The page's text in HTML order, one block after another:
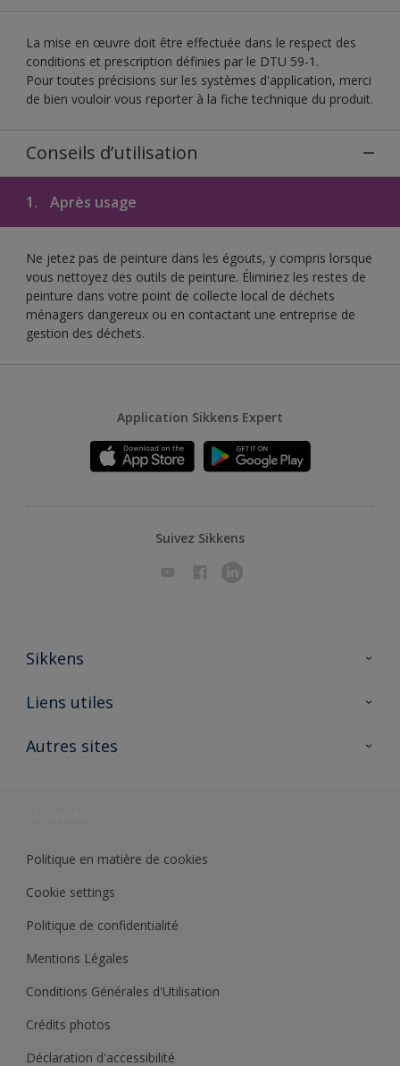
La mise en œuvre doit être effectuée dans le respect des
conditions et prescription définies par le DTU 59-1.
Pour toutes précisions sur les systèmes d'application, merci
de bien vouloir vous reporter à la fiche technique du produit.
Conseils d’utilisation
1. Après usage
Ne jetez pas de peinture dans les égouts, y compris lorsque
vous nettoyez des outils de peinture. Éliminez les restes de
peinture dans votre point de collecte local de déchets
ménagers dangereux ou en contactant une entreprise de
gestion des déchets.
Application Sikkens Expert
Suivez Sikkens
Sikkens
A propos de Sikkens
Liens utiles
Ouvrir un magasin PASS
Autres sites
Politique en matière de cookies
Cookie settings
Politique de confidentialité
Mentions Légales
Conditions Générales d'Utilisation
Crédits photos
Déclaration d'accessibilité